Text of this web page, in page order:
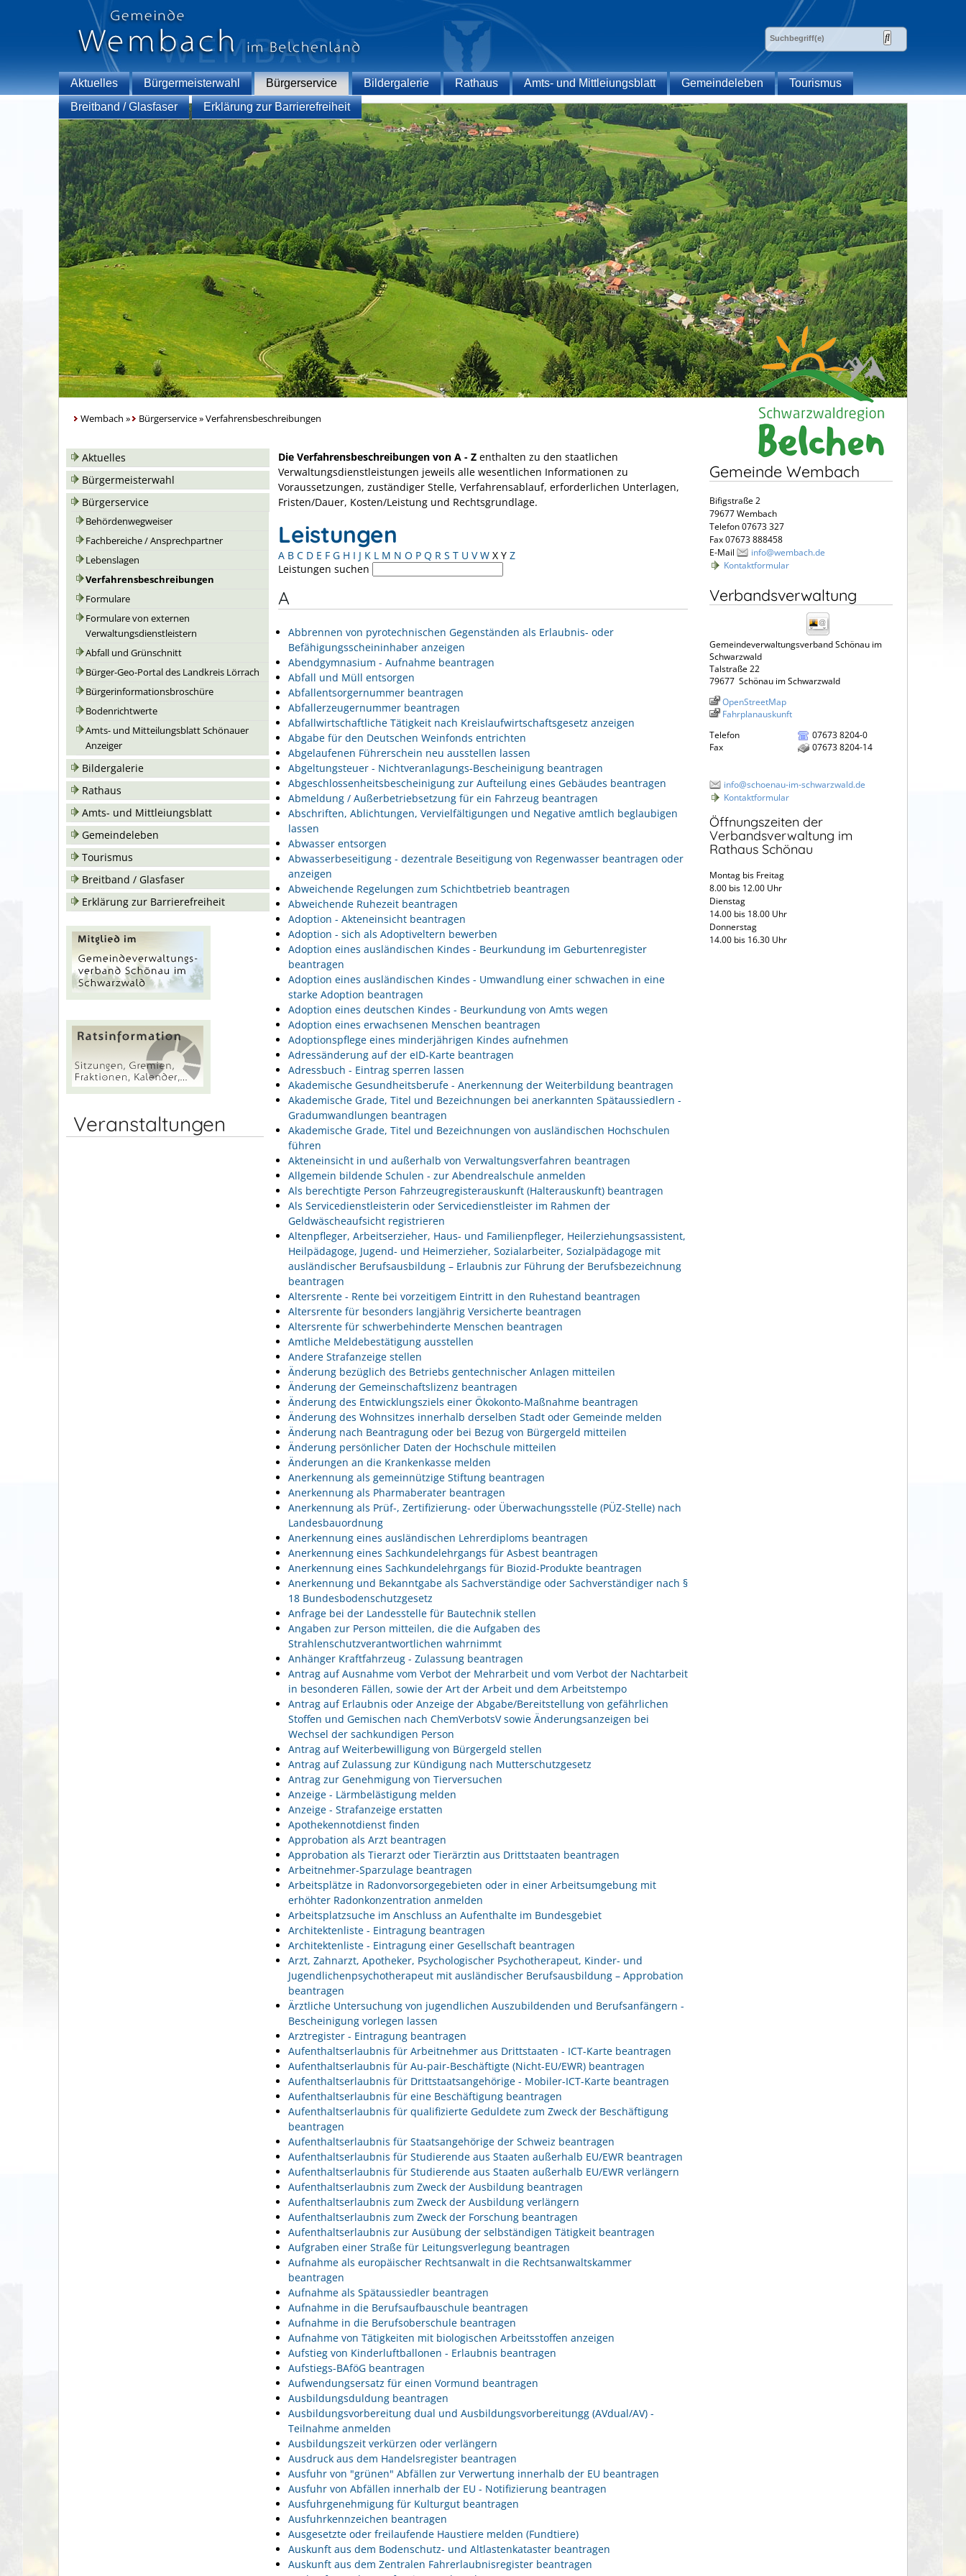
Aktuelles Bürgermeisterwahl Bürgerservice Bildergalerie Rathaus Amts- und Mittleiungsblatt Gemeindeleben
Tourismus
Breitband / Glasfaser
Erklärung zur Barrierefreiheit
Wembach » Bürgerservice»Verfahrensbeschreibungen
Aktuelles
Bürgermeisterwahl
Bürgerservice
Behördenwegweiser
Fachbereiche / Ansprechpartner
Lebenslagen
Verfahrensbeschreibungen
Formulare
Formulare von externen
Verwaltungsdienstleistern
Abfall und Grünschnitt
Bürger-Geo-Portal des Landkreis Lörrach
Bürgerinformationsbroschüre
Bodenrichtwerte
Amts- und Mitteilungsblatt Schönauer
Anzeiger
Bildergalerie
Rathaus
Amts- und Mittleiungsblatt
Gemeindeleben
Tourismus
Breitband / Glasfaser
Erklärung zur Barrierefreiheit
Veranstaltungen
Die Verfahrensbeschreibungen von A - Z enthalten zu den staatlichen
Verwaltungsdienstleistungen jeweils alle wesentlichen Informationen zu
Voraussetzungen, zuständiger Stelle, Verfahrensablauf, erforderlichen Unterlagen,
Fristen/Dauer, Kosten/Leistung und Rechtsgrundlage.
Leistungen
A B C D E F G H I J K L M N O P Q R S T U V W X Y Z
Leistungen suchen
A
Abbrennen von pyrotechnischen Gegenständen als Erlaubnis- oder
Befähigungsscheininhaber anzeigen
Abendgymnasium - Aufnahme beantragen
Abfall und Müll entsorgen
Abfallentsorgernummer beantragen
Abfallerzeugernummer beantragen
Abfallwirtschaftliche Tätigkeit nach Kreislaufwirtschaftsgesetz anzeigen
Abgabe für den Deutschen Weinfonds entrichten
Abgelaufenen Führerschein neu ausstellen lassen
Abgeltungsteuer - Nichtveranlagungs-Bescheinigung beantragen
Abgeschlossenheitsbescheinigung zur Aufteilung eines Gebäudes beantragen
Abmeldung / Außerbetriebsetzung für ein Fahrzeug beantragen
Abschriften, Ablichtungen, Vervielfältigungen und Negative amtlich beglaubigen
lassen
Abwasser entsorgen
Abwasserbeseitigung - dezentrale Beseitigung von Regenwasser beantragen oder
anzeigen
Abweichende Regelungen zum Schichtbetrieb beantragen
Abweichende Ruhezeit beantragen
Adoption - Akteneinsicht beantragen
Adoption - sich als Adoptiveltern bewerben
Adoption eines ausländischen Kindes - Beurkundung im Geburtenregister
beantragen
Adoption eines ausländischen Kindes - Umwandlung einer schwachen in eine
starke Adoption beantragen
Adoption eines deutschen Kindes - Beurkundung von Amts wegen
Adoption eines erwachsenen Menschen beantragen
Adoptionspflege eines minderjährigen Kindes aufnehmen
Adressänderung auf der eID-Karte beantragen
Adressbuch - Eintrag sperren lassen
Akademische Gesundheitsberufe - Anerkennung der Weiterbildung beantragen
Akademische Grade, Titel und Bezeichnungen bei anerkannten Spätaussiedlern -
Gradumwandlungen beantragen
Akademische Grade, Titel und Bezeichnungen von ausländischen Hochschulen
führen
Akteneinsicht in und außerhalb von Verwaltungsverfahren beantragen
Allgemein bildende Schulen - zur Abendrealschule anmelden
Als berechtigte Person Fahrzeugregisterauskunft (Halterauskunft) beantragen
Als Servicedienstleisterin oder Servicedienstleister im Rahmen der
Geldwäscheaufsicht registrieren
Altenpfleger, Arbeitserzieher, Haus- und Familienpfleger, Heilerziehungsassistent,
Heilpädagoge, Jugend- und Heimerzieher, Sozialarbeiter, Sozialpädagoge mit
ausländischer Berufsausbildung – Erlaubnis zur Führung der Berufsbezeichnung
beantragen
Altersrente - Rente bei vorzeitigem Eintritt in den Ruhestand beantragen
Altersrente für besonders langjährig Versicherte beantragen
Altersrente für schwerbehinderte Menschen beantragen
Amtliche Meldebestätigung ausstellen
Andere Strafanzeige stellen
Änderung bezüglich des Betriebs gentechnischer Anlagen mitteilen
Änderung der Gemeinschaftslizenz beantragen
Änderung des Entwicklungsziels einer Ökokonto-Maßnahme beantragen
Änderung des Wohnsitzes innerhalb derselben Stadt oder Gemeinde melden
Änderung nach Beantragung oder bei Bezug von Bürgergeld mitteilen
Änderung persönlicher Daten der Hochschule mitteilen
Änderungen an die Krankenkasse melden
Anerkennung als gemeinnützige Stiftung beantragen
Anerkennung als Pharmaberater beantragen
Anerkennung als Prüf-, Zertifizierung- oder Überwachungsstelle (PÜZ-Stelle) nach
Landesbauordnung
Anerkennung eines ausländischen Lehrerdiploms beantragen
Anerkennung eines Sachkundelehrgangs für Asbest beantragen
Anerkennung eines Sachkundelehrgangs für Biozid-Produkte beantragen
Anerkennung und Bekanntgabe als Sachverständige oder Sachverständiger nach §
18 Bundesbodenschutzgesetz
Anfrage bei der Landesstelle für Bautechnik stellen
Angaben zur Person mitteilen, die die Aufgaben des
Strahlenschutzverantwortlichen wahrnimmt
Anhänger Kraftfahrzeug - Zulassung beantragen
Antrag auf Ausnahme vom Verbot der Mehrarbeit und vom Verbot der Nachtarbeit
in besonderen Fällen, sowie der Art der Arbeit und dem Arbeitstempo
Antrag auf Erlaubnis oder Anzeige der Abgabe/Bereitstellung von gefährlichen
Stoffen und Gemischen nach ChemVerbotsV sowie Änderungsanzeigen bei
Wechsel der sachkundigen Person
Antrag auf Weiterbewilligung von Bürgergeld stellen
Antrag auf Zulassung zur Kündigung nach Mutterschutzgesetz
Antrag zur Genehmigung von Tierversuchen
Anzeige - Lärmbelästigung melden
Anzeige - Strafanzeige erstatten
Apothekennotdienst finden
Approbation als Arzt beantragen
Approbation als Tierarzt oder Tierärztin aus Drittstaaten beantragen
Arbeitnehmer-Sparzulage beantragen
Arbeitsplätze in Radonvorsorgegebieten oder in einer Arbeitsumgebung mit
erhöhter Radonkonzentration anmelden
Arbeitsplatzsuche im Anschluss an Aufenthalte im Bundesgebiet
Architektenliste - Eintragung beantragen
Architektenliste - Eintragung einer Gesellschaft beantragen
Arzt, Zahnarzt, Apotheker, Psychologischer Psychotherapeut, Kinder- und
Jugendlichenpsychotherapeut mit ausländischer Berufsausbildung – Approbation
beantragen
Ärztliche Untersuchung von jugendlichen Auszubildenden und Berufsanfängern -
Bescheinigung vorlegen lassen
Arztregister - Eintragung beantragen
Aufenthaltserlaubnis für Arbeitnehmer aus Drittstaaten - ICT-Karte beantragen
Aufenthaltserlaubnis für Au-pair-Beschäftigte (Nicht-EU/EWR) beantragen
Aufenthaltserlaubnis für Drittstaatsangehörige - Mobiler-ICT-Karte beantragen
Aufenthaltserlaubnis für eine Beschäftigung beantragen
Aufenthaltserlaubnis für qualifizierte Geduldete zum Zweck der Beschäftigung
beantragen
Aufenthaltserlaubnis für Staatsangehörige der Schweiz beantragen
Aufenthaltserlaubnis für Studierende aus Staaten außerhalb EU/EWR beantragen
Aufenthaltserlaubnis für Studierende aus Staaten außerhalb EU/EWR verlängern
Aufenthaltserlaubnis zum Zweck der Ausbildung beantragen
Aufenthaltserlaubnis zum Zweck der Ausbildung verlängern
Aufenthaltserlaubnis zum Zweck der Forschung beantragen
Aufenthaltserlaubnis zur Ausübung der selbständigen Tätigkeit beantragen
Aufgraben einer Straße für Leitungsverlegung beantragen
Aufnahme als europäischer Rechtsanwalt in die Rechtsanwaltskammer
beantragen
Aufnahme als Spätaussiedler beantragen
Aufnahme in die Berufsaufbauschule beantragen
Aufnahme in die Berufsoberschule beantragen
Aufnahme von Tätigkeiten mit biologischen Arbeitsstoffen anzeigen
Aufstieg von Kinderluftballonen - Erlaubnis beantragen
Aufstiegs-BAföG beantragen
Aufwendungsersatz für einen Vormund beantragen
Ausbildungsduldung beantragen
Ausbildungsvorbereitung dual und Ausbildungsvorbereitungg (AVdual/AV) -
Teilnahme anmelden
Ausbildungszeit verkürzen oder verlängern
Ausdruck aus dem Handelsregister beantragen
Ausfuhr von "grünen" Abfällen zur Verwertung innerhalb der EU beantragen
Ausfuhr von Abfällen innerhalb der EU - Notifizierung beantragen
Ausfuhrgenehmigung für Kulturgut beantragen
Ausfuhrkennzeichen beantragen
Ausgesetzte oder freilaufende Haustiere melden (Fundtiere)
Auskunft aus dem Bodenschutz- und Altlastenkataster beantragen
Auskunft aus dem Zentralen Fahrerlaubnisregister beantragen
Gemeinde Wembach
Bifigstraße 2
79677 Wembach
Telefon 07673 327
Fax 07673 888458
E-Mail
info@wembach.de
Kontaktformular
Verbandsverwaltung
Gemeindeverwaltungsverband Schönau im
Schwarzwald
Talstraße 22
79677 Schönau im Schwarzwald
OpenStreetMap
Fahrplanauskunft
Telefon
07673 8204-0
Fax
07673 8204-14
info@schoenau-im-schwarzwald.de
Kontaktformular
Öffnungszeiten der
Verbandsverwaltung im
Rathaus Schönau
Montag bis Freitag
8.00 bis 12.00 Uhr
Dienstag
14.00 bis 18.00 Uhr
Donnerstag
14.00 bis 16.30 Uhr